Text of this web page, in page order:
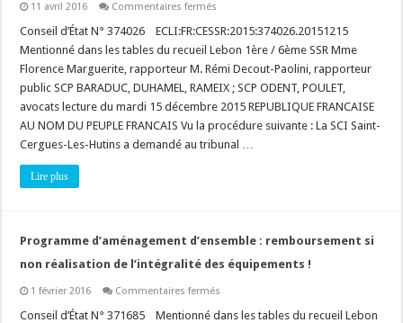
11 avril 2016 Commentaires fermés
d’urbanisme
en
fait,
c’est
un
au
porteur,
par
Conseil d’État N° 374026 ECLI:FR:CESSR:2015:374026.20151215
Mentionné dans les tables du recueil Lebon 1ère / 6ème SSR Mme
Florence Marguerite, rapporteur M. Rémi Decout-Paolini, rapporteur
public SCP BARADUC, DUHAMEL, RAMEIX ; SCP ODENT, POULET,
avocats lecture du mardi 15 décembre 2015 REPUBLIQUE FRANCAISE
AU NOM DU PEUPLE FRANCAIS Vu la procédure suivante : La SCI Saint-
Cergues-Les-Hutins a demandé au tribunal …
Lire plus
Programme d’aménagement d’ensemble : remboursement si
non réalisation de l’intégralité des équipements !
1 février 2016 Commentaires fermés
d’aménagement
Conseil d’État N° 371685 Mentionné dans les tables du recueil Lebon